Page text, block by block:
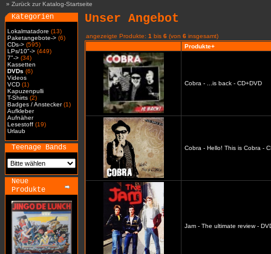
» Zurück zur Katalog-Startseite
Kategorien
Lokalmatadore (13)
Paketangebote-> (6)
CDs-> (595)
LPs/10"-> (449)
7"-> (34)
Kassetten
DVDs (6)
Videos
VCD (1)
Kapuzenpulli
T-Shirts (2)
Badges / Anstecker(1)
Aufkleber
Aufnäher
Lesestoff (19)
Urlaub
Teenage Bands
Neue
Produkte
Unser Angebot
angezeigte Produkte: 1 bis 6 (von 6 insgesamt)
Produkte+
Cobra - ...is back - CD+DVD
Cobra - Hello! This is Cobra -
Jam - The ultimate review -